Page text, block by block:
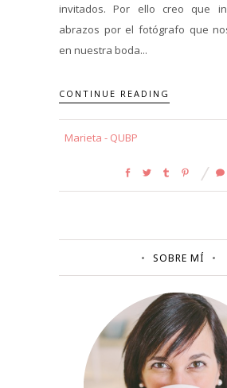
invitados. Por ello creo que
abrazos por el fotógrafo que
en nuestra boda...
CONTINUE READING
Marieta - QUBP
SOBRE MÍ